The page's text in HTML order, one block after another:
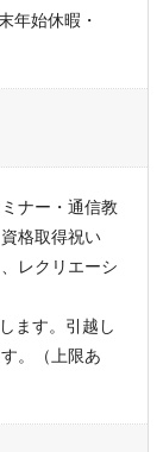
年始休暇・
ナー・通信教
格取得祝い
レクリエーシ
ます。引越し
。（上限あ